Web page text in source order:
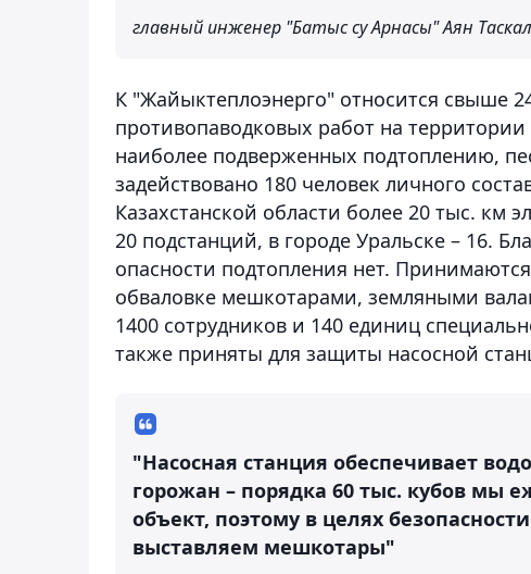
главный инженер "Батыс су Арнасы" Аян
К "Жайыктеплоэнерго" относится свыше
противопаводковых работ на
наиболее подверженных подтоплению,
задействовано 180 человек личного
Казахстанской области более 20 тыс. км
20 подстанций, в городе Уральске – 16.
опасности подтопления нет.
обваловке мешкотарами, земляными
1400 сотрудников и 140 единиц
также приняты для защиты насосной
"Насосная станция обеспечивает
горожан – порядка 60 тыс. кубов мы
объект, поэтому в целях
выставляем мешкотары"